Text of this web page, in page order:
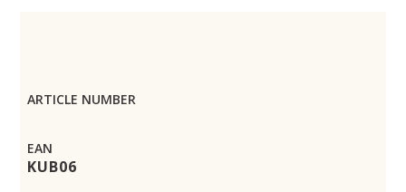
ARTICLE NUMBER
EAN
KUB06